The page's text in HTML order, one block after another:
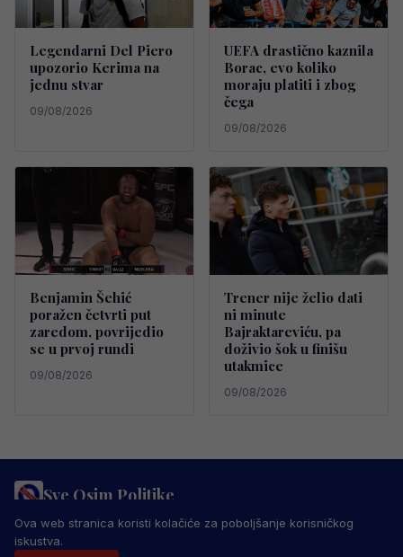
Legendarni Del Piero
upozorio Kerima na
jednu stvar
09/08/2026
UEFA drastično kaznila
Borac, evo koliko
moraju platiti i zbog
čega
09/08/2026
Benjamin Šehić
poražen četvrti put
zaredom, povrijedio
se u prvoj rundi
09/08/2026
Trener nije želio dati
ni minute
Bajraktareviću, pa
doživio šok u finišu
utakmice
09/08/2026
Sve Osim Politike
PRAVILA PRIVATNOSTIMARKETING USLOVI KORIŠTENJA
IMPRESSUM
© 2026 Sve Osim Politike. Sva prava zadržana.
Ova web stranica koristi kolačiće za poboljšanje korisničkog
iskustva.